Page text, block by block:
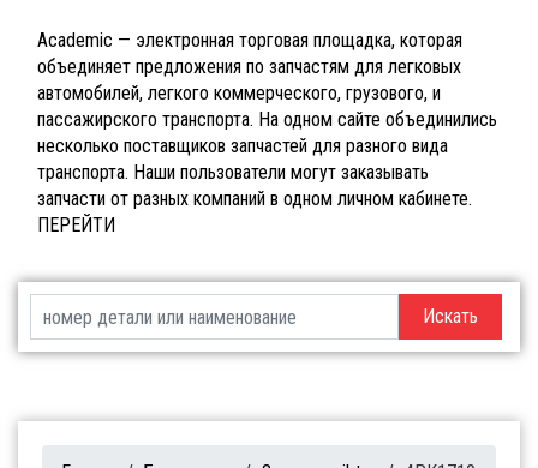
Academic — электронная торговая площадка, которая
объединяет предложения по запчастям для легковых
автомобилей, легкого коммерческого, грузового, и
пассажирского транспорта. На одном сайте объединились
несколько поставщиков запчастей для разного вида
транспорта. Наши пользователи могут заказывать
запчасти от разных компаний в одном личном кабинете.
ПЕРЕЙТИ
Искать